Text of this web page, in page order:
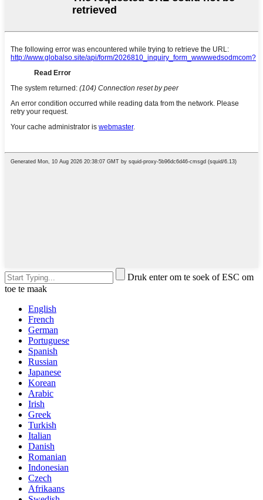
Druk enter om te soek of ESC om
toe te maak
English
French
German
Portuguese
Spanish
Russian
Japanese
Korean
Arabic
Irish
Greek
Turkish
Italian
Danish
Romanian
Indonesian
Czech
Afrikaans